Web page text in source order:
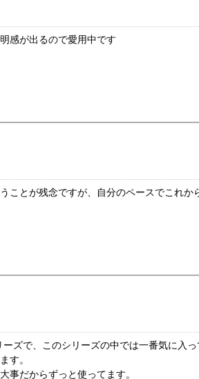
感が出るので愛用中です
とが残念ですが、自分のペースでこれか
ズで、このシリーズの中では一番気に入っ
す。
事だからずっと使ってます。